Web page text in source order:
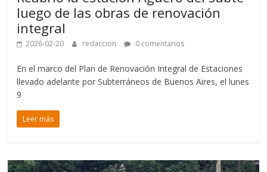
luego de las obras de renovación
integral
2026-02-20 redaccion 0 comentarios
En el marco del Plan de Renovación Integral de Estaciones
llevado adelante por Subterráneos de Buenos Aires, el lunes
9
Leer más